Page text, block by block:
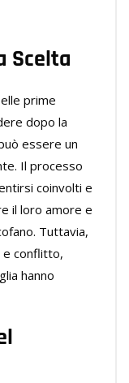
Scelta
prime
dopo la
essere un
Il processo
coinvolti e
il loro amore e
Tuttavia,
e conflitto,
hanno